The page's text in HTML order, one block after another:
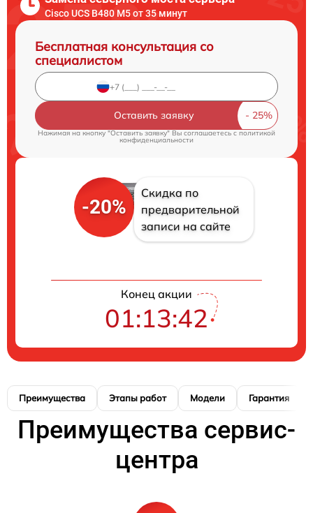
Cisco UCS B480 M5 от 35 минут
Бесплатная консультация со
специалистом
Оставить заявку
Нажимая на кнопку "Оставить заявку" Вы соглашаетесь cполитикой
конфиденциальности
-20%
Скидка по
предварительной
записи на сайте
Конец акции
01:13:41
Преимущества Этапы работ Модели Гарантия
Преимущества сервис-
центра